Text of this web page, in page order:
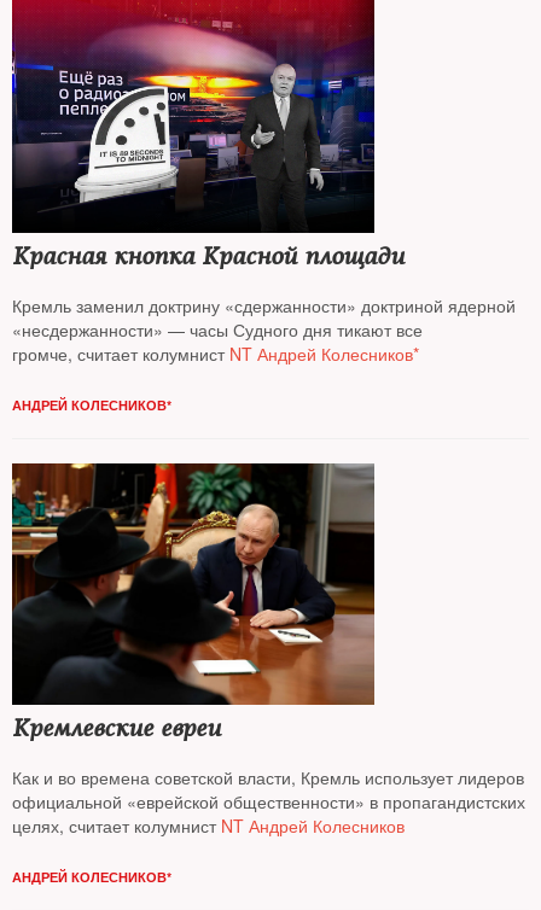
Красная кнопка Красной площади
Кремль заменил доктрину «сдержанности» доктриной ядерной
«несдержанности» — часы Судного дня тикают все
громче, считает колумнист NT Андрей Колесников*
АНДРЕЙ КОЛЕСНИКОВ*
Кремлевские евреи
Как и во времена советской власти, Кремль использует лидеров
официальной «еврейской общественности» в пропагандистских
целях, считает колумнист NT Андрей Колесников
АНДРЕЙ КОЛЕСНИКОВ*